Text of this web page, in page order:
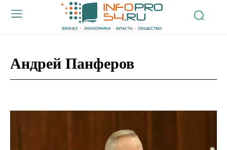
Андрей Панферов